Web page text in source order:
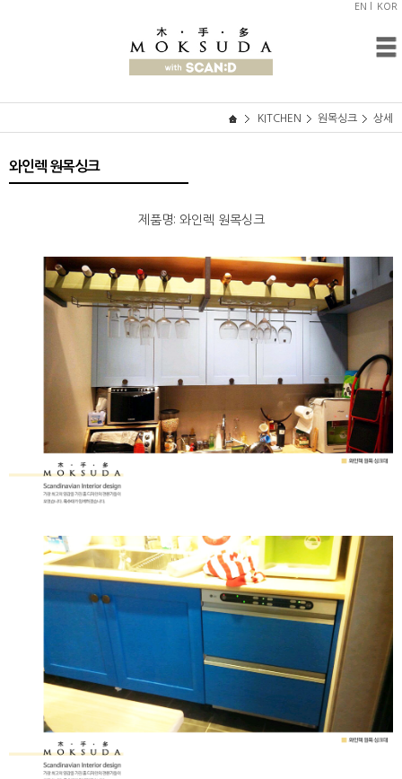
EN l KOR
KITCHEN 원목싱크 상세
와인렉 원목싱크
제품명: 와인렉 원목싱크